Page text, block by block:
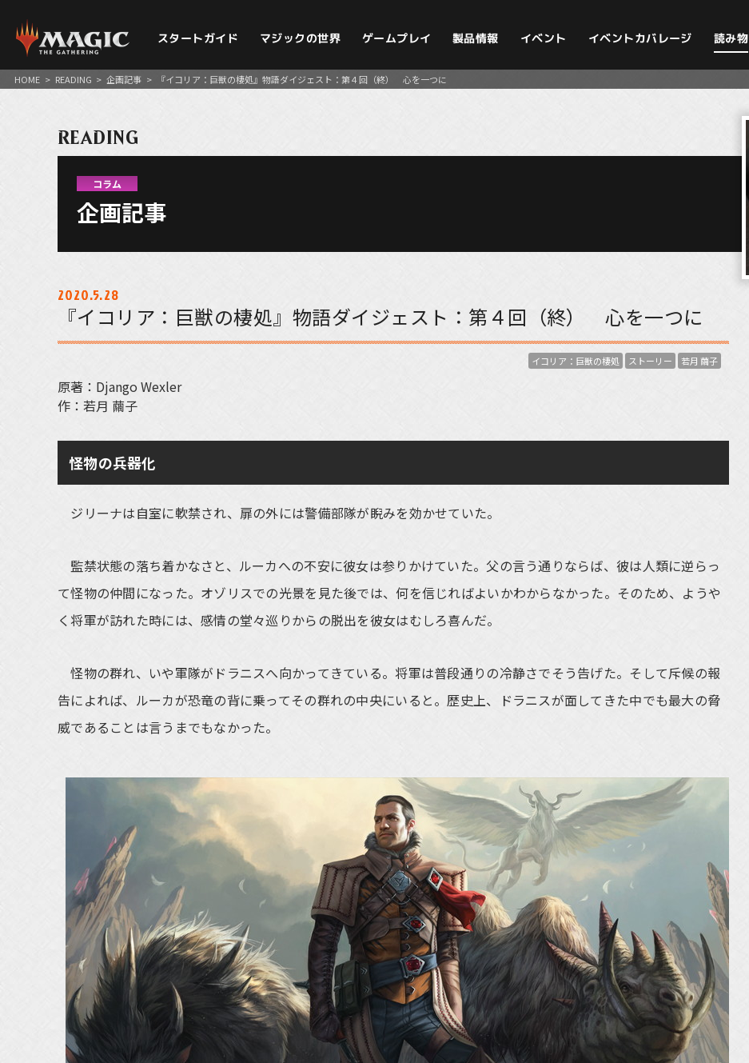
スタートガイド マジックの世界 ゲームプレイ 製品情報 イベント イベントカバレージ 読み物
HOME > READING > 企画記事 > 『イコリア：巨獣の棲処』物語ダイジェスト：第４回（終） 心を一つに
READING
コラム
企画記事
2020.5.28
『イコリア：巨獣の棲処』物語ダイジェスト：第４回（終） 心を一つに
イコリア：巨獣の棲処 ストーリー 若月 繭子
原著：Django Wexler
作：若月 繭子
怪物の兵器化
ジリーナは自室に軟禁され、扉の外には警備部隊が睨みを効かせていた。
監禁状態の落ち着かなさと、ルーカへの不安に彼女は参りかけていた。父の言う通りならば、彼は人類に逆らっ
て怪物の仲間になった。オゾリスでの光景を見た後では、何を信じればよいかわからなかった。そのため、ようや
く将軍が訪れた時には、感情の堂々巡りからの脱出を彼女はむしろ喜んだ。
怪物の群れ、いや軍隊がドラニスへ向かってきている。将軍は普段通りの冷静さでそう告げた。そして斥候の報
告によれば、ルーカが恐竜の背に乗ってその群れの中央にいると。歴史上、ドラニスが面してきた中でも最大の脅
威であることは言うまでもなかった。